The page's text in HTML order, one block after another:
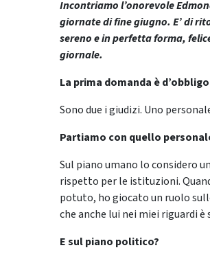
Incontriamo l’onorevole
giornate di fine giugno. E’ di
sereno e in perfetta forma,
giornale.
La prima domanda è
Sono due i giudizi. Uno
Partiamo con quello
Sul piano umano lo considero
rispetto per le istituzioni.
potuto, ho giocato un ruolo
che anche lui nei miei riguardi
E sul piano politico?